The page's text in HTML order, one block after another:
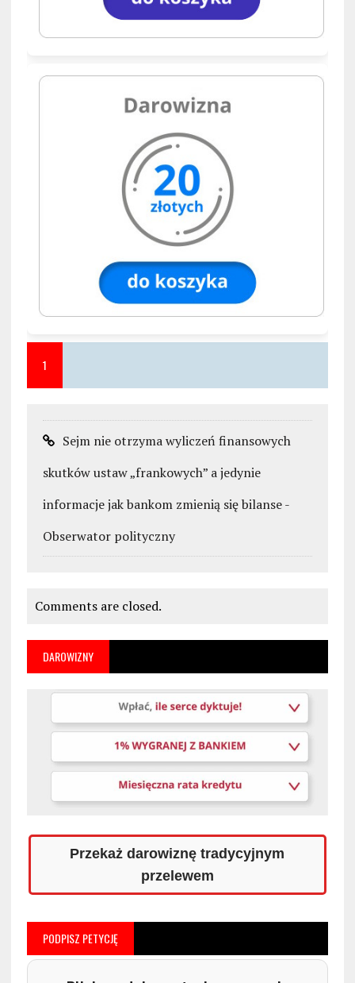
1
Sejm nie otrzyma wyliczeń finansowych
skutków ustaw „frankowych” a jedynie
informacje jak bankom zmienią się bilanse -
Obserwator polityczny
Comments are closed.
DAROWIZNY
Przekaż darowiznę tradycyjnym
przelewem
PODPISZ PETYCJĘ